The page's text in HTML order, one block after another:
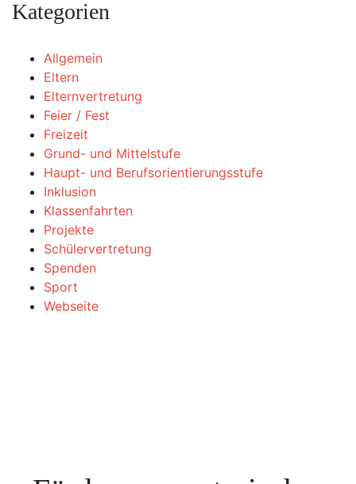
Kategorien
Allgemein
Eltern
Elternvertretung
Feier / Fest
Freizeit
Grund- und Mittelstufe
Haupt- und Berufsorientierungsstufe
Inklusion
Klassenfahrten
Projekte
Schülervertretung
Spenden
Sport
Webseite